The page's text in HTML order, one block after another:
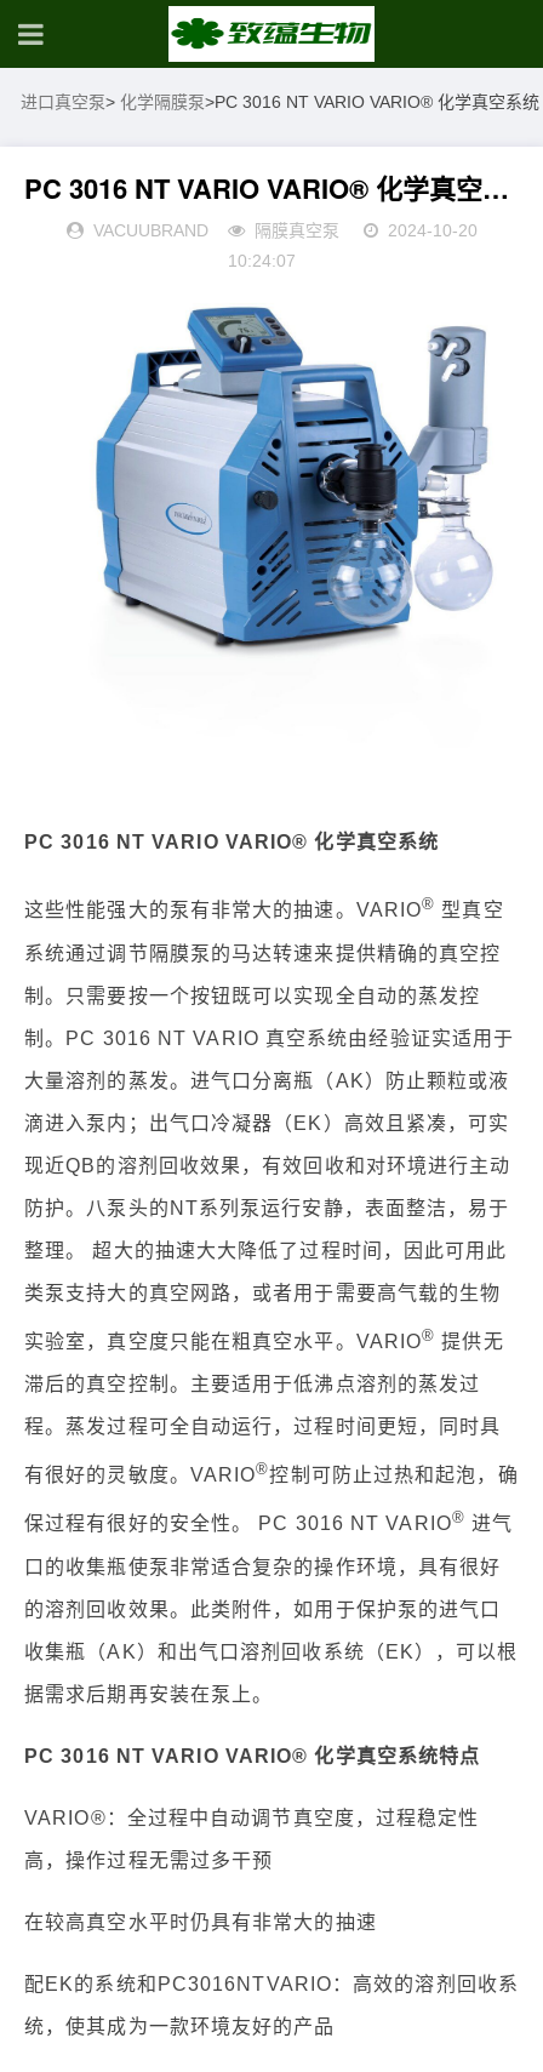
进口真空泵> 化学隔膜泵>PC 3016 NT VARIO VARIO® 化学真空系统
PC 3016 NT VARIO VARIO® 化学真空系统
VACUUBRAND 隔膜真空泵
2024-10-20
10:24:07
PC 3016 NT VARIO VARIO® 化学真空系统
这些性能强大的泵有非常大的抽速。VARIO® 型真空
系统通过调节隔膜泵的马达转速来提供精确的真空控
制。只需要按一个按钮既可以实现全自动的蒸发控
制。PC 3016 NT VARIO 真空系统由经验证实适用于
大量溶剂的蒸发。进气口分离瓶（AK）防止颗粒或液
滴进入泵内；出气口冷凝器（EK）高效且紧凑，可实
现近QB的溶剂回收效果，有效回收和对环境进行主动
防护。八泵头的NT系列泵运行安静，表面整洁，易于
整理。 超大的抽速大大降低了过程时间，因此可用此
类泵支持大的真空网路，或者用于需要高气载的生物
实验室，真空度只能在粗真空水平。VARIO® 提供无
滞后的真空控制。主要适用于低沸点溶剂的蒸发过
程。蒸发过程可全自动运行，过程时间更短，同时具
有很好的灵敏度。VARIO®控制可防止过热和起泡，确
保过程有很好的安全性。 PC 3016 NT VARIO® 进气
口的收集瓶使泵非常适合复杂的操作环境，具有很好
的溶剂回收效果。此类附件，如用于保护泵的进气口
收集瓶（AK）和出气口溶剂回收系统（EK），可以根
据需求后期再安装在泵上。
PC 3016 NT VARIO VARIO® 化学真空系统特点
VARIO®：全过程中自动调节真空度，过程稳定性
高，操作过程无需过多干预
在较高真空水平时仍具有非常大的抽速
配EK的系统和PC3016NTVARIO：高效的溶剂回收系
统，使其成为一款环境友好的产品